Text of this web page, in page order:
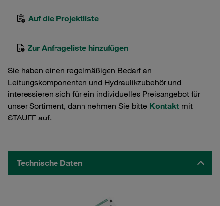
Auf die Projektliste
Zur Anfrageliste hinzufügen
Sie haben einen regelmäßigen Bedarf an
Leitungskomponenten und Hydraulikzubehör und
interessieren sich für ein individuelles Preisangebot für
unser Sortiment, dann nehmen Sie bitte Kontakt mit
STAUFF auf.
Technische Daten